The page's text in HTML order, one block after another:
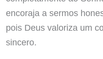
encoraja a sermos
pois Deus valoriza um
sincero.